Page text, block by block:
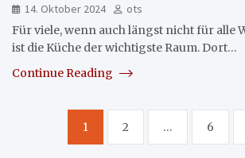
14. Oktober 2024
ots
Für viele, wenn auch längst nicht für alle
ist die Küche der wichtigste Raum. Dort…
Continue Reading
Seitennummerierung
1 2 … 6